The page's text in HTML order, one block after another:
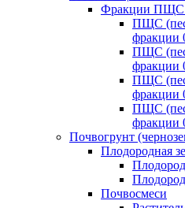
Фракции ПЩС
ПЩС
фракции
ПЩС
фракции
ПЩС
фракции
ПЩС
фракции
Почвогрунт
Плодородная
Почвосмеси